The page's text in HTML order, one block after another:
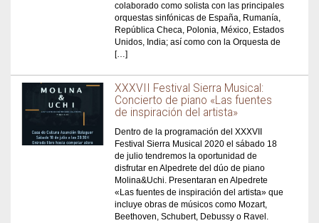
colaborado como solista con las principales
orquestas sinfónicas de España, Rumanía,
República Checa, Polonia, México, Estados
Unidos, India; así como con la Orquesta de
[…]
XXXVII Festival Sierra Musical:
Concierto de piano «Las fuentes
de inspiración del artista»
Dentro de la programación del XXXVII
Festival Sierra Musical 2020 el sábado 18
de julio tendremos la oportunidad de
disfrutar en Alpedrete del dúo de piano
Molina&Uchi. Presentaran en Alpedrete
«Las fuentes de inspiración del artista» que
incluye obras de músicos como Mozart,
Beethoven, Schubert, Debussy o Ravel.